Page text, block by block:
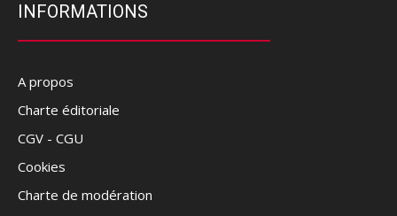
INFORMATIONS
A propos
Charte éditoriale
CGV - CGU
Cookies
Charte de modération